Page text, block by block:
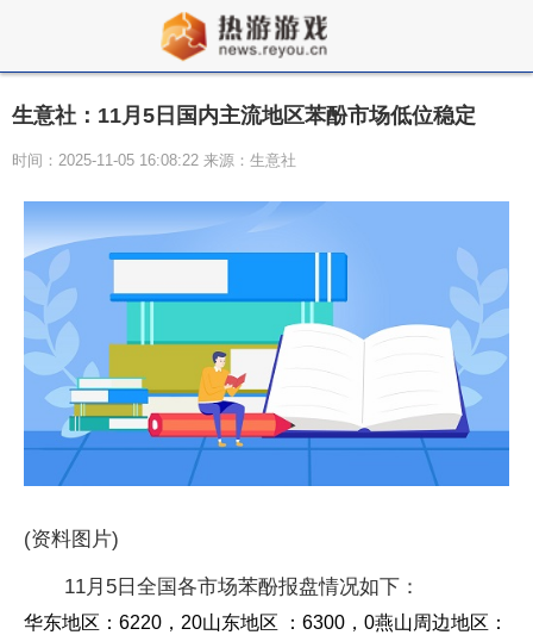
生意社：11月5日国内主流地区苯酚市场低位稳定
时间：2025-11-05 16:08:22 来源：生意社
(资料图片)
11月5日全国各市场苯酚报盘情况如下：
华东地区：6220，20山东地区 ：6300，0燕山周边地区：